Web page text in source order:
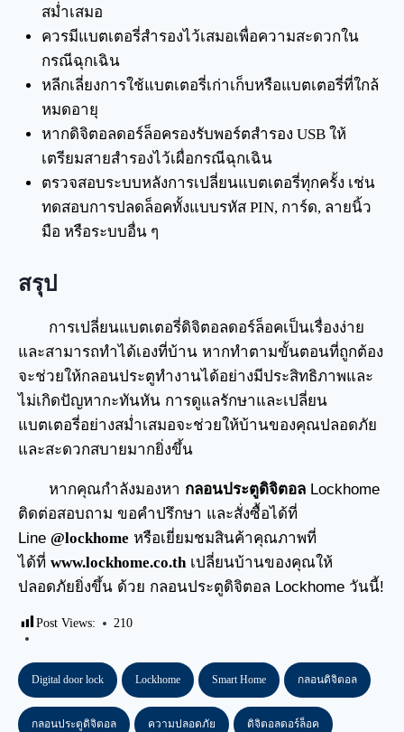
สม่ำเสมอ
ควรมีแบตเตอรี่สำรองไว้เสมอเพื่อความสะดวกใน
กรณีฉุกเฉิน
หลีกเลี่ยงการใช้แบตเตอรี่เก่าเก็บหรือแบตเตอรี่ที่ใกล้
หมดอายุ
หากดิจิตอลดอร์ล็อครองรับพอร์ตสำรอง USB ให้
เตรียมสายสำรองไว้เผื่อกรณีฉุกเฉิน
ตรวจสอบระบบหลังการเปลี่ยนแบตเตอรี่ทุกครั้ง เช่น
ทดสอบการปลดล็อคทั้งแบบรหัส PIN, การ์ด, ลายนิ้ว
มือ หรือระบบอื่น ๆ
สรุป
การเปลี่ยนแบตเตอรี่ดิจิตอลดอร์ล็อคเป็นเรื่องง่าย
และสามารถทำได้เองที่บ้าน หากทำตามขั้นตอนที่ถูกต้อง
จะช่วยให้กลอนประตูทำงานได้อย่างมีประสิทธิภาพและ
ไม่เกิดปัญหากะทันหัน การดูแลรักษาและเปลี่ยน
แบตเตอรี่อย่างสม่ำเสมอจะช่วยให้บ้านของคุณปลอดภัย
และสะดวกสบายมากยิ่งขึ้น
หากคุณกำลังมองหา กลอนประตูดิจิตอล Lockhome
ติดต่อสอบถาม ขอคำปรึกษา และสั่งซื้อได้ที่
Line @lockhome หรือเยี่ยมชมสินค้าคุณภาพที่
ได้ที่ www.lockhome.co.th เปลี่ยนบ้านของคุณให้
ปลอดภัยยิ่งขึ้น ด้วย กลอนประตูดิจิตอล Lockhome วันนี้!
Post Views: 210
Digital door lock Lockhome Smart Home กลอนดิจิตอล
กลอนประตูดิจิตอล ความปลอดภัย ดิจิตอลดอร์ล็อค